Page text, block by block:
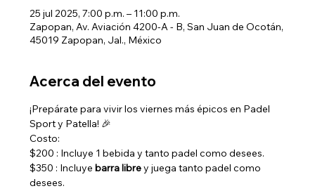
25 jul 2025, 7:00 p.m. – 11:00 p.m.
Zapopan, Av. Aviación 4200-A - B, San Juan de Ocotán,
45019 Zapopan, Jal., México
Acerca del evento
¡Prepárate para vivir los viernes más épicos en Padel
Sport y Patella! 🎉
Costo:
$200 : Incluye 1 bebida y tanto padel como desees.
$350 : Incluye barra libre y juega tanto padel como
desees.